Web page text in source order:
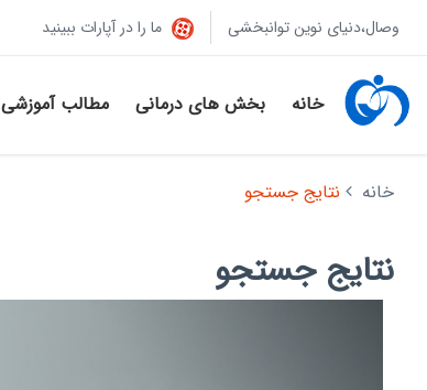
وصال،دنیای نوین توانبخشی ما را در آپارات ببینید
خانه بخش های درمانی مطالب آموزشی
خانه نتایج جستجو
نتایج جستجو